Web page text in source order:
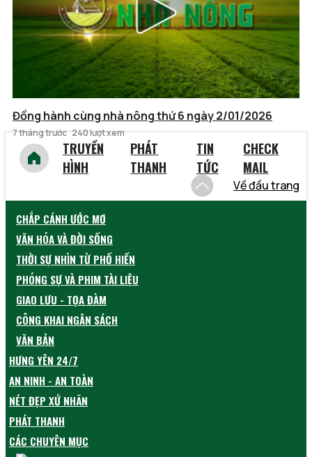
Đồng hành cùng nhà nông thứ 6 ngày 2/01/2026
7 tháng trước 240 lượt xem
TRUYỀN
HÌNH
PHÁT
THANH
TIN
TỨC
CHECK
MAIL
Về đầu trang
CHẮP CÁNH ƯỚC MƠ
VĂN HÓA VÀ ĐỜI SỐNG
THỜI SỰ NHÌN TỪ PHỐ HIẾN
PHÓNG SỰ VÀ PHIM TÀI LIỆU
GIAO LƯU - TỌA ĐÀM
CÔNG KHAI NGÂN SÁCH
VĂN BẢN
HƯNG YÊN 24/7
AN NINH - AN TOÀN
NÉT ĐẸP XỨ NHÃN
PHÁT THANH
CÁC CHUYÊN MỤC